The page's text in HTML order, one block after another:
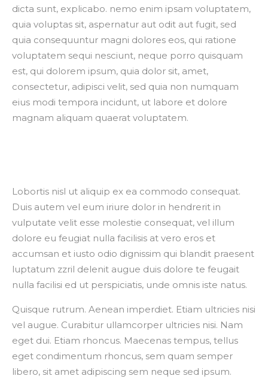
dicta sunt, explicabo. nemo enim ipsam voluptatem,
quia voluptas sit, aspernatur aut odit aut fugit, sed
quia consequuntur magni dolores eos, qui ratione
voluptatem sequi nesciunt, neque porro quisquam
est, qui dolorem ipsum, quia dolor sit, amet,
consectetur, adipisci velit, sed quia non numquam
eius modi tempora incidunt, ut labore et dolore
magnam aliquam quaerat voluptatem.
Lobortis nisl ut aliquip ex ea commodo consequat.
Duis autem vel eum iriure dolor in hendrerit in
vulputate velit esse molestie consequat, vel illum
dolore eu feugiat nulla facilisis at vero eros et
accumsan et iusto odio dignissim qui blandit praesent
luptatum zzril delenit augue duis dolore te feugait
nulla facilisi ed ut perspiciatis, unde omnis iste natus.
Quisque rutrum. Aenean imperdiet. Etiam ultricies nisi
vel augue. Curabitur ullamcorper ultricies nisi. Nam
eget dui. Etiam rhoncus. Maecenas tempus, tellus
eget condimentum rhoncus, sem quam semper
libero, sit amet adipiscing sem neque sed ipsum.